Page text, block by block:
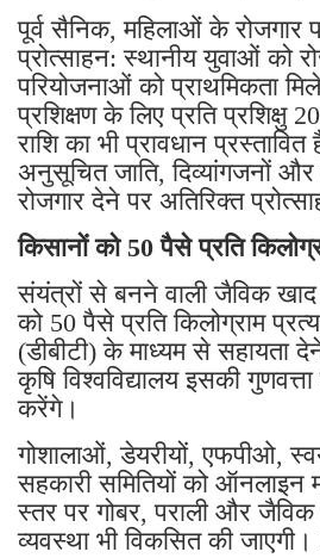
पूर्व सैनिक, महिलाओं के रोजगार
प्रोत्साहन: स्थानीय युवाओं को
परियोजनाओं को प्राथमिकता
प्रशिक्षण के लिए प्रति प्रशिक्षु
राशि का भी प्रावधान
अनुसूचित जाति, दिव्यांगजनों और
रोजगार देने पर अतिरिक्त
किसानों को 50 पैसे प्रति
संयंत्रों से बनने वाली जैविक खाद
को 50 पैसे प्रति किलोग्राम
(डीबीटी) के माध्यम से सहायता
कृषि विश्वविद्यालय इसकी
करेंगे।
गोशालाओं, डेयरीयों, एफपीओ,
सहकारी समितियों को
स्तर पर गोबर, पराली और
व्यवस्था भी विकसित की